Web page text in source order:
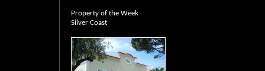
Property of the Week
Silver Coast